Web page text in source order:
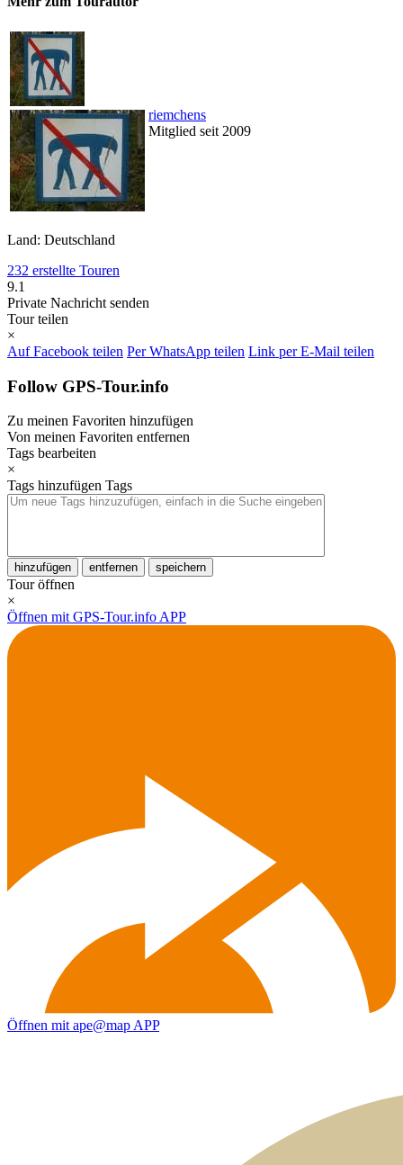
riemchens
Mitglied seit 2009
Land: Deutschland
232 erstellte Touren
9.1
Private Nachricht senden
Tour teilen
×
Auf Facebook teilen Per WhatsApp teilen Link per E-Mail teilen
Follow GPS-Tour.info
Zu meinen Favoriten hinzufügen
Von meinen Favoriten entfernen
Tags bearbeiten
×
Tags hinzufügen Tags
hinzufügen entfernen speichern
Tour öffnen
×
Öffnen mit GPS-Tour.info APP
Öffnen mit ape@map APP